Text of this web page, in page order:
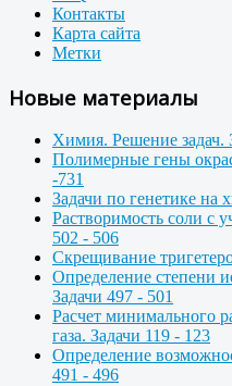
Контакты
Карта сайта
Метки
Новые материалы
Химия. Решение задач.
Полимерные гены
-731
Задачи по генетике на
Растворимость соли с
502 - 506
Скрещивание
Определение степени
Задачи 497 - 501
Расчет минимального
газа. Задачи 119 - 123
Определение
491 - 496